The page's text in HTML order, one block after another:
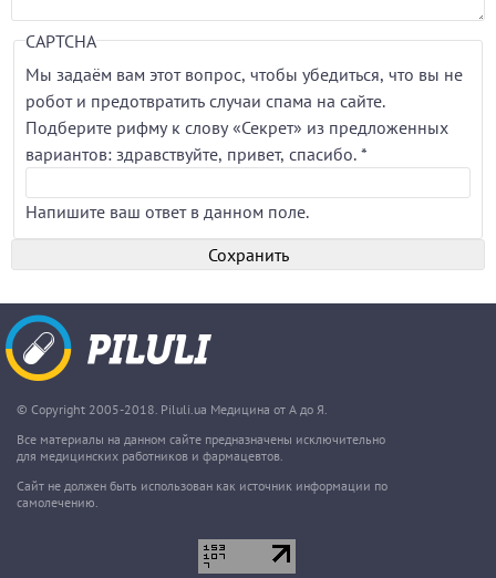
CAPTCHA
Мы задаём вам этот вопрос, чтобы убедиться, что вы не
робот и предотвратить случаи спама на сайте.
Подберите рифму к слову «Секрет» из предложенных
вариантов: здравствуйте, привет, спасибо. *
Напишите ваш ответ в данном поле.
© Copyright 2005-2018. Piluli.ua Медицина от А до Я.
Все материалы на данном сайте предназначены исключительно
для медицинских работников и фармацевтов.
Сайт не должен быть использован как источник информации по
самолечению.